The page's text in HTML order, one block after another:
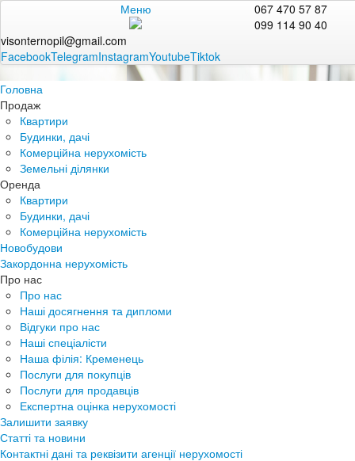
Меню
067 470 57 87
099 114 90 40
visonternopil@gmail.com
FacebookTelegramInstagramYoutubeTiktok
Головна
Продаж
Квартири
Будинки, дачі
Комерційна нерухомість
Земельні ділянки
Оренда
Квартири
Будинки, дачі
Комерційна нерухомість
Новобудови
Закордонна нерухомість
Про нас
Про нас
Наші досягнення та дипломи
Відгуки про нас
Наші спеціалісти
Наша філія: Кременець
Послуги для покупців
Послуги для продавців
Експертна оцінка нерухомості
Залишити заявку
Статті та новини
Контактні дані та реквізити агенції нерухомості